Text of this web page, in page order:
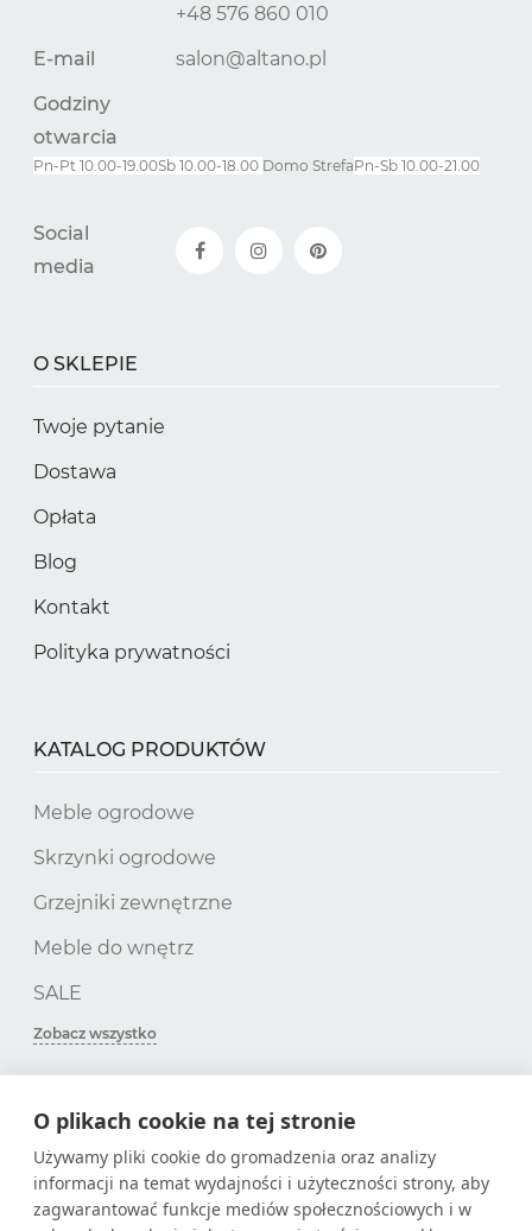
O plikach cookie na tej stronie
Używamy pliki cookie do gromadzenia oraz analizy
informacji na temat wydajności i użyteczności strony, aby
zagwarantować funkcje mediów społecznościowych i w
+48 576 860 010
E-mail
salon@altano.pl
Godziny
otwarcia
Pn-Pt 10.00-19.00Sb 10.00-18.00 Domo StrefaPn-Sb 10.00-21.00
Social
media
O SKLEPIE
Twoje pytanie
Dostawa
Opłata
Blog
Kontakt
Polityka prywatności
KATALOG PRODUKTÓW
Meble ogrodowe
Skrzynki ogrodowe
Grzejniki zewnętrzne
Meble do wnętrz
SALE
Zobacz wszystko
SUBSKRYPCJA
Zdobądź tylko przydatne artykuły!